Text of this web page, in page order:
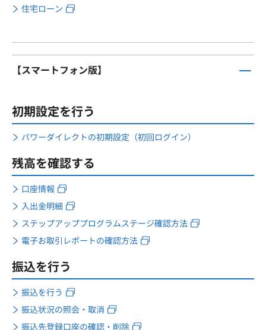
住宅ローン
【スマートフォン版】
初期設定を行う
パワーダイレクトの初期設定（初回ログイン）
残高を確認する
口座情報
入出金明細
ステップアッププログラムステージ確認方法
電子お取引レポートの確認方法
振込を行う
振込を行う
振込状況の照会・取消
振込先登録口座の確認・削除